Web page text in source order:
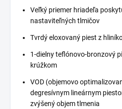
Veľký priemer hriadeľa
nastaviteľných tlmičov
Tvrdý eloxovaný piest z
1-dielny teflónovo-bronzový
krúžkom
VOD (objemovo
degresívnym lineárnym
zvýšený objem tlmenia